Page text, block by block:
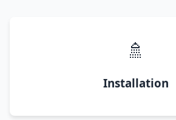
🚿
Installation